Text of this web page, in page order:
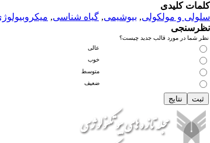
کلمات کلیدی
سلولی و مولکولی, بیوشیمی, گیاه شناسی,
نظرسنجی
نظر شما در مورد قالب جدید چیست؟
عالی
خوب
متوسط
ضعیف